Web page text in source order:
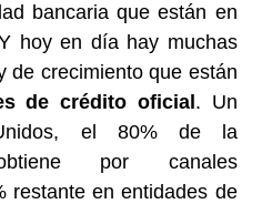
bancaria que están en
hoy en día hay muchas
de crecimiento que están
de crédito oficial . Un
el 80% de la
por canales
restante en entidades de